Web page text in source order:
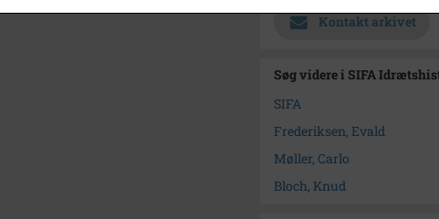
Kontakt arkivet
Søg videre i SIFA
SIFA
Frederiksen, Evald
Møller, Carlo
Bloch, Knud